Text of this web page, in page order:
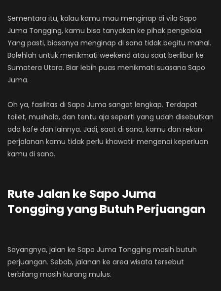
Sementara itu, kalau kamu mau menginap di vila Sapo
Juma Tongging, kamu bisa tanyakan ke pihak pengelola.
Yang pasti, biasanya menginap di sana tidak begitu mahal.
Bolehlah untuk menikmati weekend atau saat berlibur ke
Sumatera Utara. Biar lebih puas menikmati suasana Sapo
Juma.
Oh ya, fasilitas di Sapo Juma sangat lengkap. Terdapat
toilet, mushola, dan tentu aja seperti yang udah disebutkan
ada kafe dan lainnya. Jadi, saat di sana, kamu dan rekan
perjalanan kamu tidak perlu khawatir mengenai keperluan
kamu di sana.
Rute Jalan ke Sapo Juma
Tongging yang Butuh Perjuangan
Sayangnya, jalan ke Sapo Juma Tongging masih butuh
perjuangan. Sebab, jalanan ke area wisata tersebut
terbilang masih kurang mulus.